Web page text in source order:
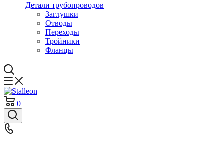
Детали трубопроводов
Заглушки
Отводы
Переходы
Тройники
Фланцы
0